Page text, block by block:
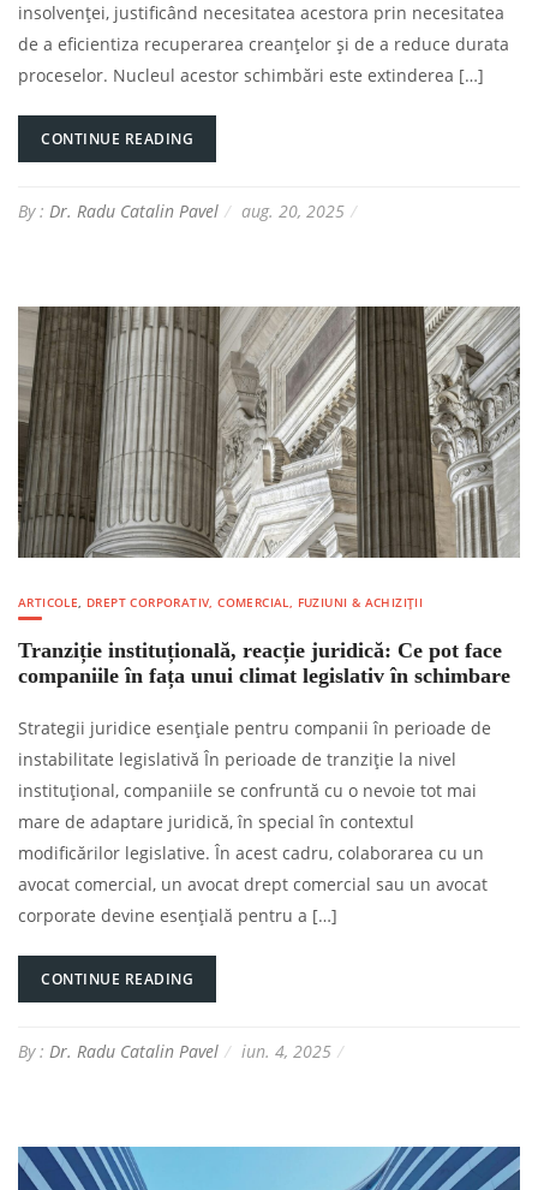
insolvenței, justificând necesitatea acestora prin necesitatea
de a eficientiza recuperarea creanțelor și de a reduce durata
proceselor. Nucleul acestor schimbări este extinderea […]
CONTINUE READING
By : Dr. Radu Catalin Pavel aug. 20, 2025
ARTICOLE, DREPT CORPORATIV, COMERCIAL, FUZIUNI & ACHIZIȚII
Tranziție instituțională, reacție juridică: Ce pot face
companiile în fața unui climat legislativ în schimbare
Strategii juridice esențiale pentru companii în perioade de
instabilitate legislativă În perioade de tranziție la nivel
instituțional, companiile se confruntă cu o nevoie tot mai
mare de adaptare juridică, în special în contextul
modificărilor legislative. În acest cadru, colaborarea cu un
avocat comercial, un avocat drept comercial sau un avocat
corporate devine esențială pentru a […]
CONTINUE READING
By : Dr. Radu Catalin Pavel iun. 4, 2025